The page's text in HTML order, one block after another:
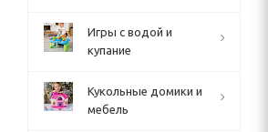
Игры с водой и
купание
Кукольные домики и
мебель